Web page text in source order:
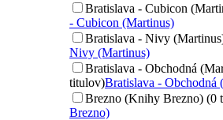
Bratislava - Cubicon
- Cubicon (Martinus)
Bratislava - Nivy
Nivy (Martinus)
Bratislava - Obchodná
titulov)Bratislava - Obchodná
Brezno (Knihy Brezno) (0
Brezno)